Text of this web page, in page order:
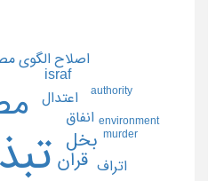
قران
بخل
اصلاح الگوي
اعتدال
انفاق
israf
اتراف
authority
environment
murder